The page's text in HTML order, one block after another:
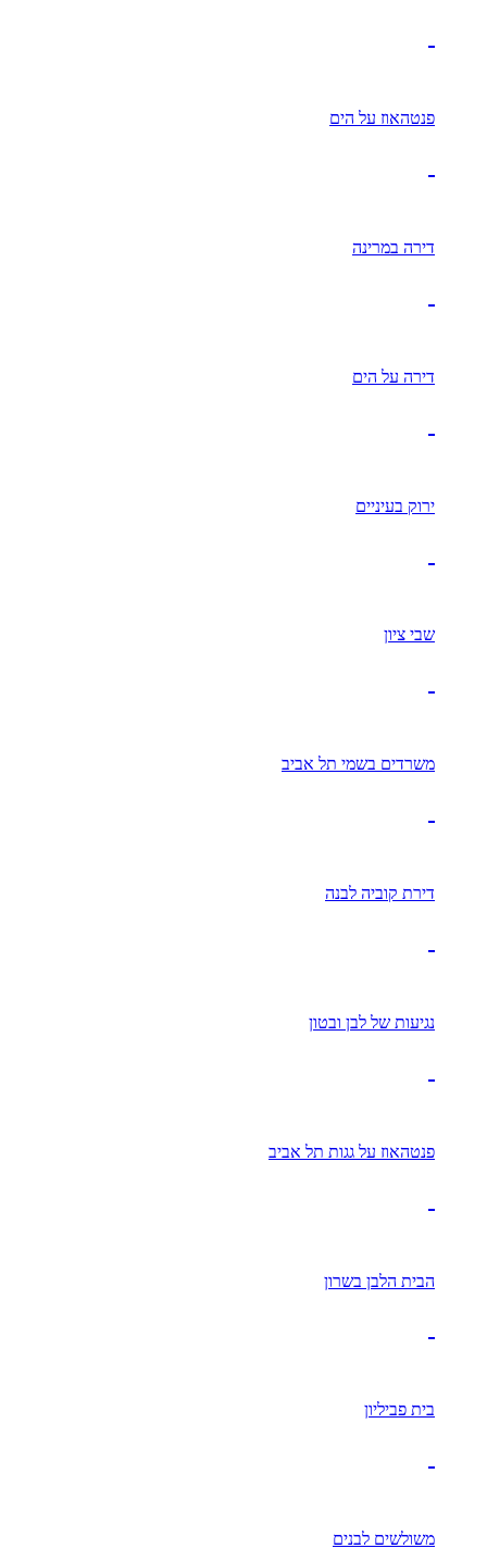
פנטהאוז על הים
דירה במרינה
דירה על הים
ירוק בעיניים
שבי ציון
משרדים בשמי תל אביב
דירת קוביה לבנה
נגיעות של לבן ובטון
פנטהאוז על גגות תל אביב
הבית הלבן בשרון
בית פביליון
משולשים לבנים